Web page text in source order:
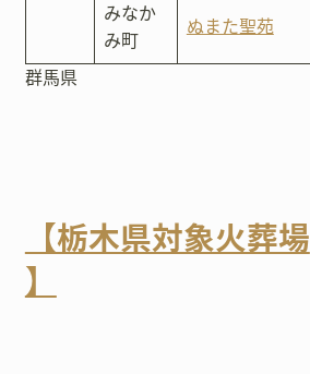
みなか
み町
ぬまた聖苑
群馬県
【栃木県対象火葬場
】